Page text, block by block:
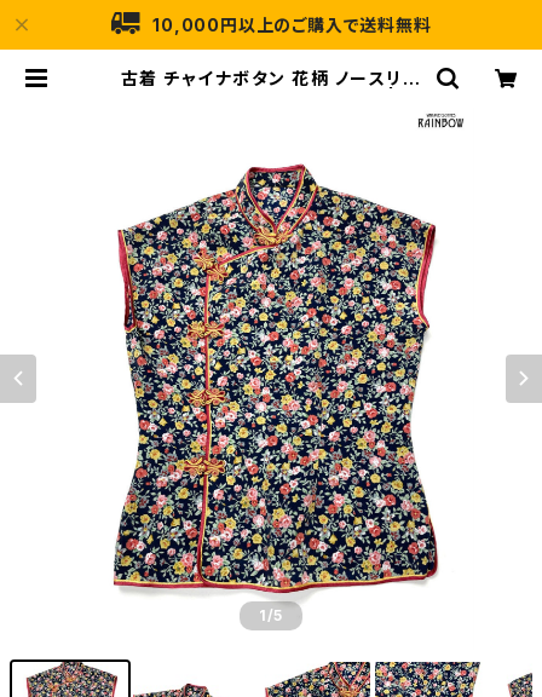
10,000円以上のご購入で送料無料
古着 チャイナボタン 花柄 ノースリー
1 /5